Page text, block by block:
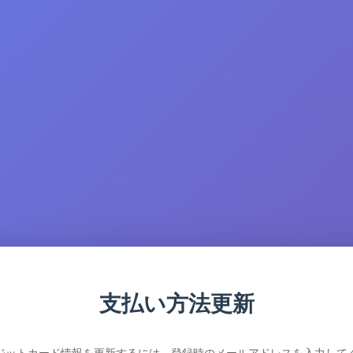
支払い方法更新